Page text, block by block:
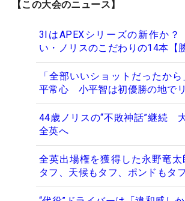
【この大会のニュース】
3IはAPEXシリーズの新作か
い・ノリスのこだわりの14本【
「全部いいショットだったか
平常心 小平智は初優勝の地で
44歳ノリスの“不敗神話”継続
全英へ
全英出場権を獲得した永野竜
タフ、天候もタフ、ポンドもタフ